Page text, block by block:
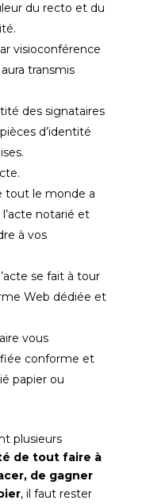
du recto et du
visioconférence
transmis
des signataires
d’identité
tout le monde a
notarié et
à vos
se fait à tour
Web dédiée et
vous
conforme et
papier ou
plusieurs
de tout faire à
de gagner
, il faut rester